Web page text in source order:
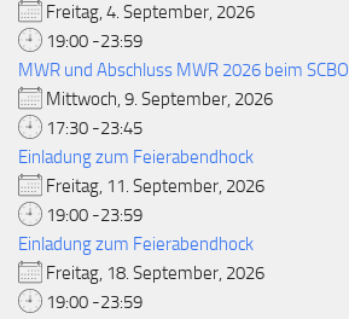
Freitag, 4. September, 2026
19:00 -23:59
MWR und Abschluss MWR 2026 beim SCBO
Mittwoch, 9. September, 2026
17:30 -23:45
Einladung zum Feierabendhock
Freitag, 11. September, 2026
19:00 -23:59
Einladung zum Feierabendhock
Freitag, 18. September, 2026
19:00 -23:59